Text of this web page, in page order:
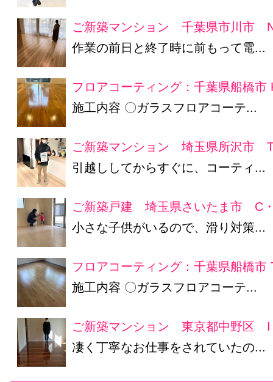
ご新築マンション 千葉県市川市
作業の前日と終了時に前もって電...
フロアコーティング：千葉県船橋市
施工内容 〇ガラスフロアコーテ...
ご新築マンション 埼玉県所沢市
引越ししてからすぐに、コーティ...
ご新築戸建 埼玉県さいたま市 C
小さな子供がいるので、滑り対策...
フロアコーティング：千葉県船橋市
施工内容 〇ガラスフロアコーテ...
ご新築マンション 東京都中野区 I
凄く丁寧なお仕事をされていたの...